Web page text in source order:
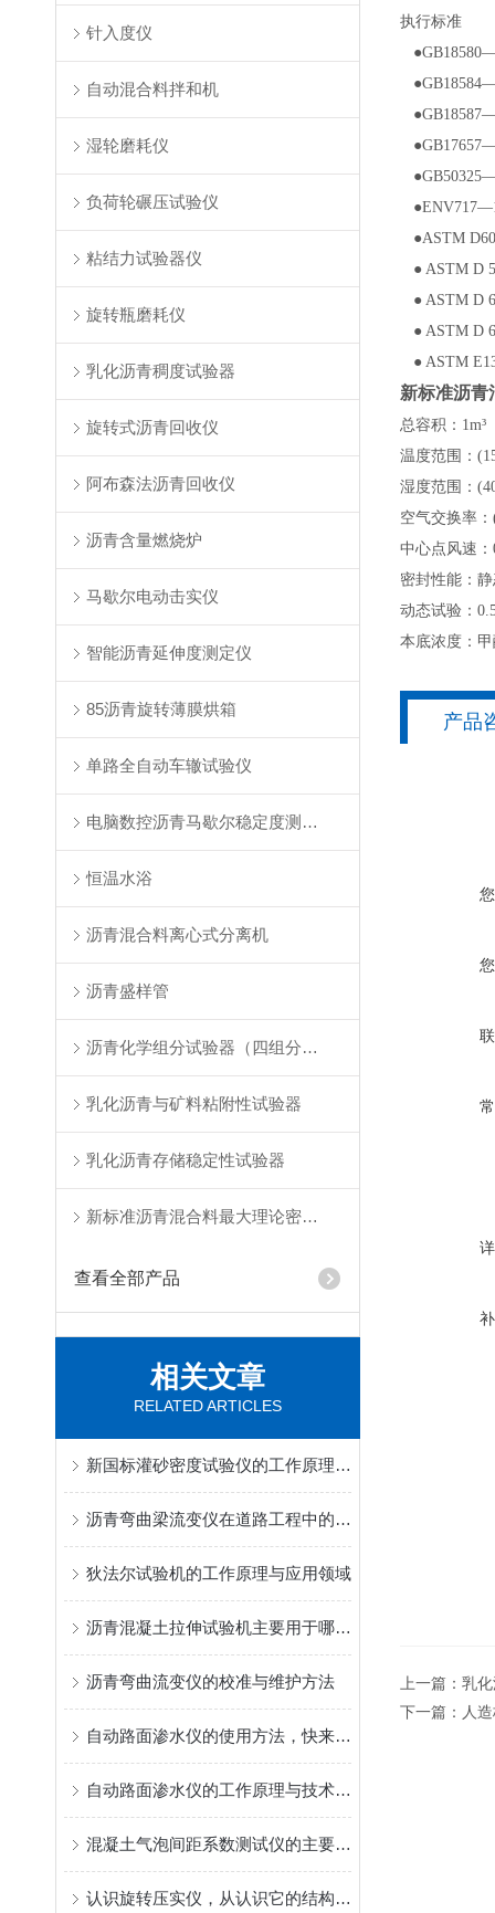
针入度仪
自动混合料拌和机
湿轮磨耗仪
负荷轮碾压试验仪
粘结力试验器仪
旋转瓶磨耗仪
乳化沥青稠度试验器
旋转式沥青回收仪
阿布森法沥青回收仪
沥青含量燃烧炉
马歇尔电动击实仪
智能沥青延伸度测定仪
85沥青旋转薄膜烘箱
单路全自动车辙试验仪
电脑数控沥青马歇尔稳定度测定仪
恒温水浴
沥青混合料离心式分离机
沥青盛样管
沥青化学组分试验器（四组分法）
乳化沥青与矿料粘附性试验器
乳化沥青存储稳定性试验器
新标准沥青混合料最大理论密度仪
查看全部产品
相关文章
RELATED ARTICLES
新国标灌砂密度试验仪的工作原理与标准砂流动机制解析
沥青弯曲梁流变仪在道路工程中的应用
狄法尔试验机的工作原理与应用领域
沥青混凝土拉伸试验机主要用于哪些测试和研究？
沥青弯曲流变仪的校准与维护方法
自动路面渗水仪的使用方法，快来学习下吧
自动路面渗水仪的工作原理与技术特点
混凝土气泡间距系数测试仪的主要用途
认识旋转压实仪，从认识它的结构特点开始
执行标准
●ASTM
● ASTM D
● ASTM D
● ASTM D
● ASTM
新标准沥青
总容积 ： 1m³
温度范围 ：
湿度范围 ：
空气交换率 ：
中心点风速 ：
密封性能 ：
动态试验：
本底浓度 ：
产品
上一篇： 乳
下一篇： 人